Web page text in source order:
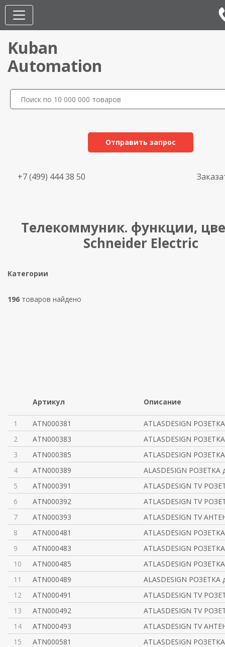
Kuban
Automation
Отправить запрос
+7 (499) 444 38 50
Телекоммуник. функции,
Schneider Electric
Категории
196 товаров найдено
Артикул Описание
1 ATN000381
ATLASDESIGN
2
ATN000383
ATLASDESIGN
3
ATN000385
ATLASDESIGN
4
ATN000389
ALASDESIGN РОЗЕТКА
5
ATN000391
ATLASDESIGN TV
6
ATN000392
ATLASDESIGN TV
7
ATN000393
ATLASDESIGN TV
8
ATN000481
ATLASDESIGN
9
ATN000483
ATLASDESIGN
10
ATN000485
ATLASDESIGN
11
ATN000489
ALASDESIGN РОЗЕТКА
12
ATN000491
ATLASDESIGN TV
13
ATN000492
ATLASDESIGN TV
14
ATN000493
ATLASDESIGN TV
15
ATN000581
ATLASDESIGN